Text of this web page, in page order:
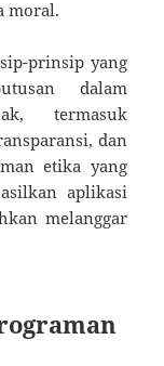
moral.
prinsip yang
dalam
termasuk
dan
etika yang
aplikasi
melanggar